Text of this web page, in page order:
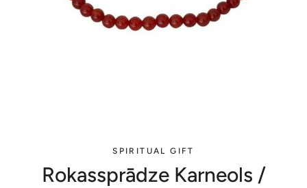
SPIRITUAL GIFT
Rokassprādze Karneols /